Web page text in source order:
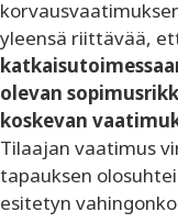
yleensä riittävää,
olevan
koskevan
Tilaajan vaatimus
tapauksen
esitetyn